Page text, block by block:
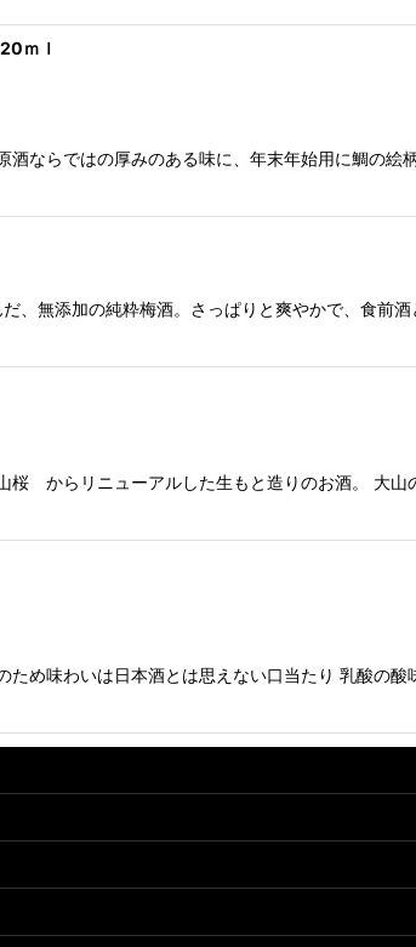
ｍｌ
ならではの厚みのある味に、年末年始用に鯛の
、無添加の純粋梅酒。さっぱりと爽やかで、食前
からリニューアルした生もと造りのお酒。 大山
め味わいは日本酒とは思えない口当たり 乳酸の